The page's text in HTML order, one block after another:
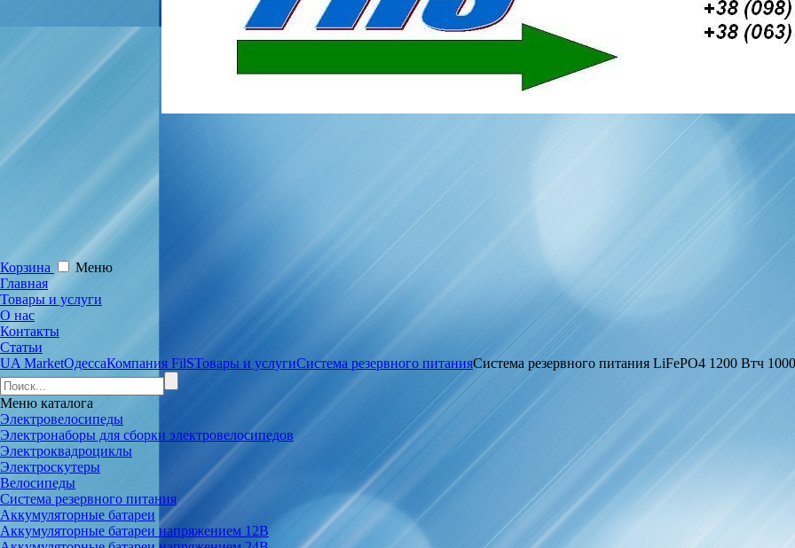
Корзина
Меню
Главная
Товары и услуги
О нас
Контакты
Статьи
UA MarketОдессаКомпания FilSТовары и услугиСистема резервного питанияСистема резервного питания LiFePO4 1200 Втч
Меню каталога
Электровелосипеды
Электронаборы для сборки электровелосипедов
Электроквадроциклы
Электроскутеры
Велосипеды
Система резервного питания
Аккумуляторные батареи
Аккумуляторные батареи напряжением 12В